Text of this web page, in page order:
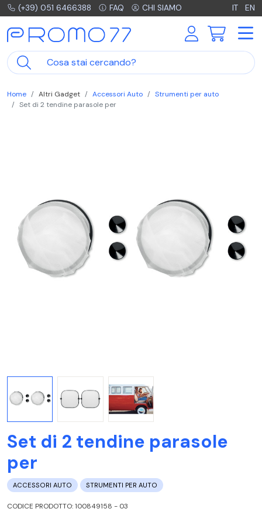
(+39) 051 6466388 FAQ CHI SIAMO IT EN
Home Altri Gadget Accessori Auto
Strumenti per auto
Set di 2 tendine parasole per
Set di 2 tendine parasole
per
ACCESSORI AUTO STRUMENTI PER AUTO
CODICE PRODOTTO: 100849158 - 03